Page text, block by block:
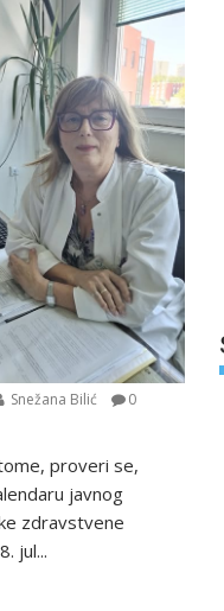
Snežana Bilić 0
proveri se,
javnog
zdravstvene
jul...